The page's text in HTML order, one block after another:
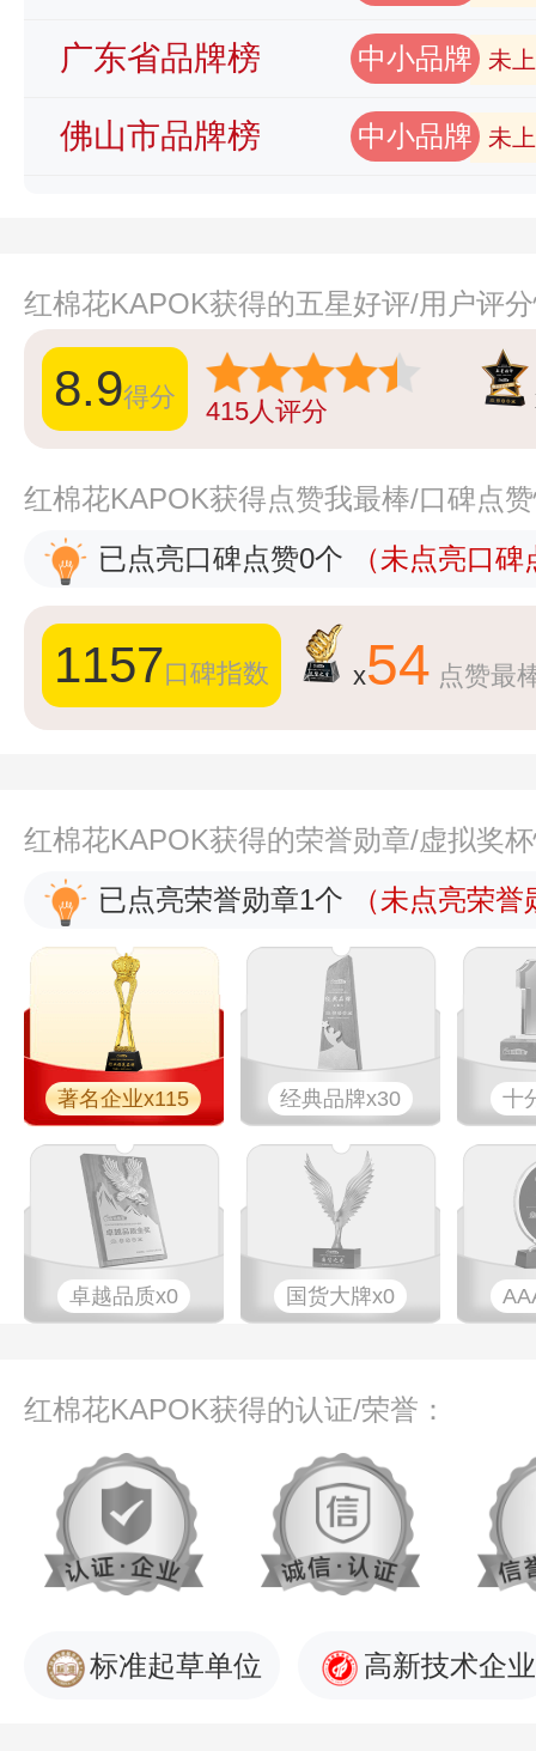
广东省品牌榜 中小品牌 未
佛山市品牌榜 中小品牌 未
红棉花KAPOK获得的五星好评/用户评
8.9得分 415人评分
红棉花KAPOK获得点赞我最棒/口碑点
已点亮口碑点赞0个
（未点亮口
1157口碑指数 x54 点赞最
红棉花KAPOK获得的荣誉勋章/虚拟奖
已点亮荣誉勋章1个
（未点亮荣
著名企业x115 经典品牌x30 十
卓越品质x0 国货大牌x0
红棉花KAPOK获得的认证/荣誉：
标准起草单位 高新技术企业